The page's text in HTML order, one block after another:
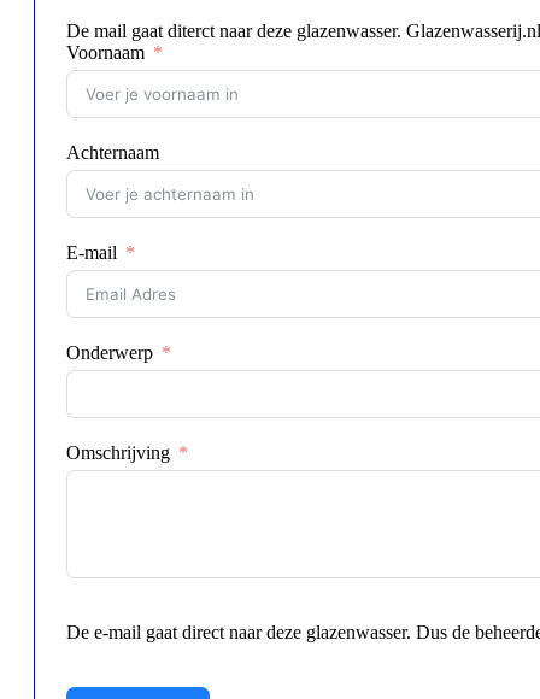
De mail gaat diterct naar deze glazenwasser.
Voornaam
Achternaam
E-mail
Onderwerp
Omschrijving
De e-mail gaat direct naar deze glazenwasser. Dus de